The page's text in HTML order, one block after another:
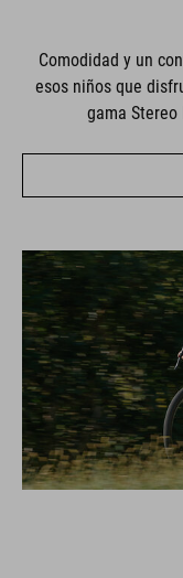
Comodidad y un
esos niños que
gama Stereo